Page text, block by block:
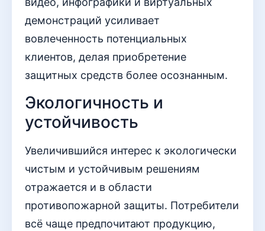
демонстраций усиливает
вовлеченность потенциальных
клиентов, делая приобретение
защитных средств более осознанным.
Экологичность и
устойчивость
Увеличившийся интерес к экологически
чистым и устойчивым решениям
отражается и в области
противопожарной защиты. Потребители
всё чаще предпочитают продукцию,